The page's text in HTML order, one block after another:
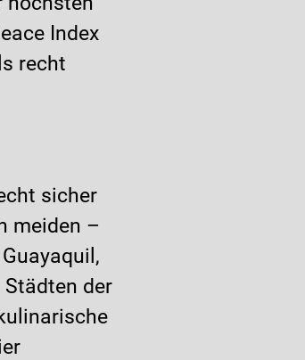
Index
recht
sicher
meiden –
der